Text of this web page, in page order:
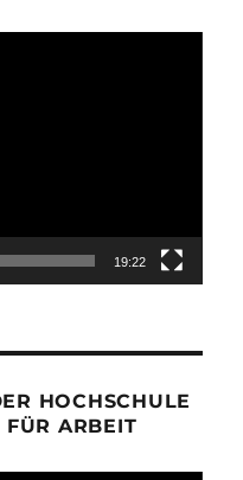
19:22
HOCHSCHULE
FÜR ARBEIT